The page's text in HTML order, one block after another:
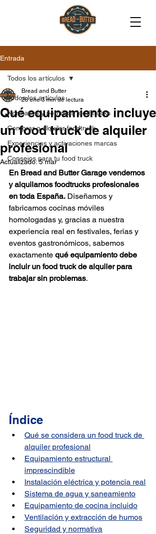
Entrada
Todos los artículos
Normativa y permisos food trucks
Comprar o alquilar foodtruck
Experiencias y activaciones marcas
Consejos para tu food truck
Todos los artículos
Qué equipamiento incluye
un food truck de alquiler
profesional
Bread and Butter
28 ene 3 min de lectura
Actualizado:5 mar
En Bread and Butter Garage vendemos
y alquilamos foodtrucks profesionales
en toda España. Diseñamos y
fabricamos cocinas móviles
homologadas y, gracias a nuestra
experiencia real en festivales, ferias y
eventos gastronómicos, sabemos
exactamente qué equipamiento debe
incluir un food truck de alquiler para
trabajar sin problemas.
Índice
Qué se considera un food truck de
alquiler profesional
Equipamiento estructural
imprescindible
Instalación eléctrica y potencia real
Sistema de agua y saneamiento
Equipamiento de cocina incluido
Ventilación y extracción de humos
Seguridad y normativa